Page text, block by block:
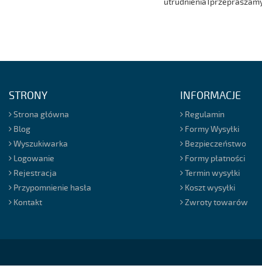
STRONY
Strona główna
Blog
Wyszukiwarka
Logowanie
Rejestracja
Przypomnienie hasła
Kontakt
INFORMACJE
Regulamin
Formy Wysyłki
Bezpieczeństwo
Formy płatności
Termin wysyłki
Koszt wysyłki
Zwroty towarów